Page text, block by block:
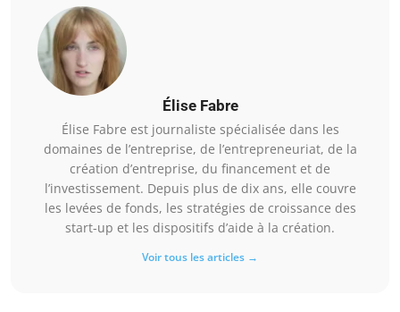
Élise Fabre
Élise Fabre est journaliste spécialisée dans les
domaines de l’entreprise, de l’entrepreneuriat, de la
création d’entreprise, du financement et de
l’investissement. Depuis plus de dix ans, elle couvre
les levées de fonds, les stratégies de croissance des
start-up et les dispositifs d’aide à la création.
Voir tous les articles →